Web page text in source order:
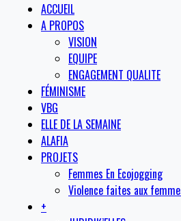
ACCUEIL
A PROPOS
VISION
EQUIPE
ENGAGEMENT QUALITE
FÉMINISME
VBG
ELLE DE LA SEMAINE
ALAFIA
PROJETS
Femmes En Ecojogging
Violence faites aux
+